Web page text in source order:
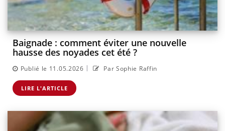
Baignade : comment éviter une nouvelle
hausse des noyades cet été ?
Publié le 11.05.2026 | Par Sophie Raffin
LIRE L'ARTICLE